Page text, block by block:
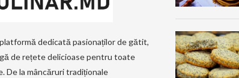
dedicată pasionaților de gătit,
de rețete delicioase pentru toate
De la mâncăruri tradiționale